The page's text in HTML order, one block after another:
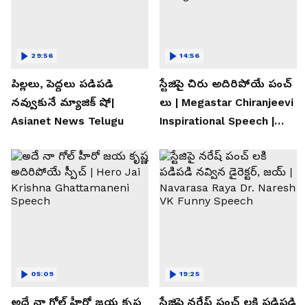
పిల్లలు, పెద్దలు పడిపడి
నవ్వుకునే మ్యాజిక్ షో|
Asianet News Telugu
29:56
స్టేజిపై చిరు అదిరిపోయే పంచ్
లు | Megastar Chiranjeevi
Inspirational Speech |
14:56
అదే నా గోల్ హీరో జయ కృష్ణ
05:09
స్టేజిపై నరేష్ పంచ్ లకి పడిపడి
19:25